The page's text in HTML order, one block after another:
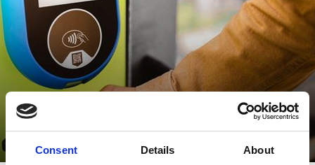
Consent Details About